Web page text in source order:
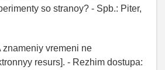
so stranoy? - Spb.: Piter,
znameniy vremeni ne
resurs]. - Rezhim dostupa: